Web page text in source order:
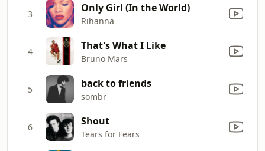
3 Only Girl (In the World)
Rihanna
4 That's What I Like
Bruno Mars
5 back to friends
sombr
6 Shout
Tears for Fears